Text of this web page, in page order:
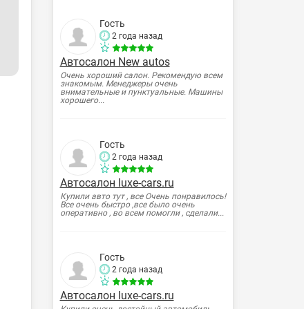
Гость
2 года назад
Автосалон New autos
Очень хороший салон. Рекомендую всем
знакомым. Менеджеры очень
внимательные и пунктуальные. Машины
хорошего...
Гость
2 года назад
Автосалон luxe-cars.ru
Купили авто тут , все Очень понравилось!
Все очень быстро ,все было очень
оперативно , во всем помогли , сделали...
Гость
2 года назад
Автосалон luxe-cars.ru